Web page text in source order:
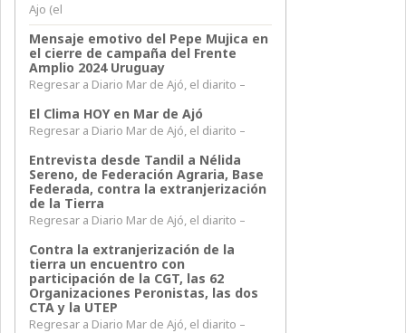
Ajo (el
Mensaje emotivo del Pepe Mujica en
el cierre de campaña del Frente
Amplio 2024 Uruguay
Regresar a Diario Mar de Ajó, el diarito –
El Clima HOY en Mar de Ajó
Regresar a Diario Mar de Ajó, el diarito –
Entrevista desde Tandil a Nélida
Sereno, de Federación Agraria, Base
Federada, contra la extranjerización
de la Tierra
Regresar a Diario Mar de Ajó, el diarito –
Contra la extranjerización de la
tierra un encuentro con
participación de la CGT, las 62
Organizaciones Peronistas, las dos
CTA y la UTEP
Regresar a Diario Mar de Ajó, el diarito –